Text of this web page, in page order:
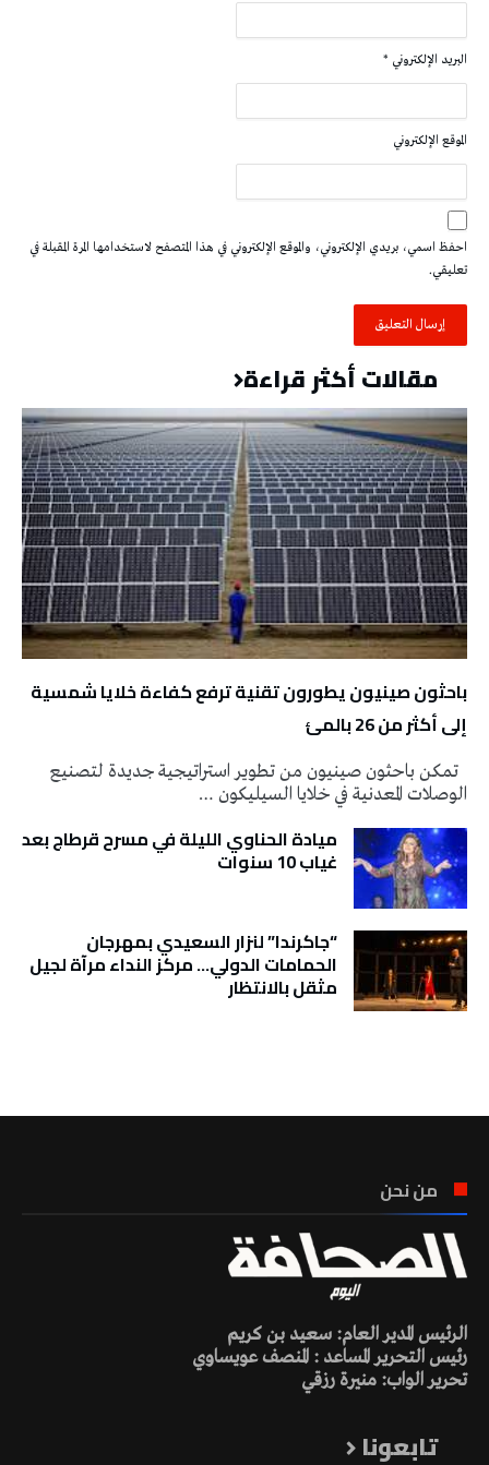
البريد الإلكتروني *
الموقع الإلكتروني
احفظ اسمي، بريدي الإلكتروني، والموقع الإلكتروني في هذا المتصفح لاستخدامها المرة المقبلة في
تعليقي.
مقالات أكثر قراءة
باحثون صينيون يطورون تقنية ترفع كفاءة خلايا شمسية
إلى أكثر من 26 بالمئ
تمكن باحثون صينيون من تطوير استراتيجية جديدة لتصنيع
الوصلات المعدنية في خلايا السيليكون …
ميادة الحناوي الليلة في مسرح قرطاج بعد
غياب 10 سنوات
“جاكرندا” لنزار السعيدي بمهرجان
الحمامات الدولي… مركز النداء مرآة لجيل
مثقل بالانتظار
من نحن
الرئيس المدير العام: سعيد بن كريم
رئيس التحرير المساعد : المنصف عويساوي
تحرير الواب: منيرة رزقي
تابعونا